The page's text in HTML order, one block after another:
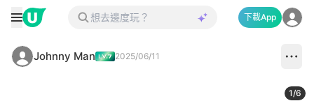
下載App
Johnny Man 2025/06/11
1/6